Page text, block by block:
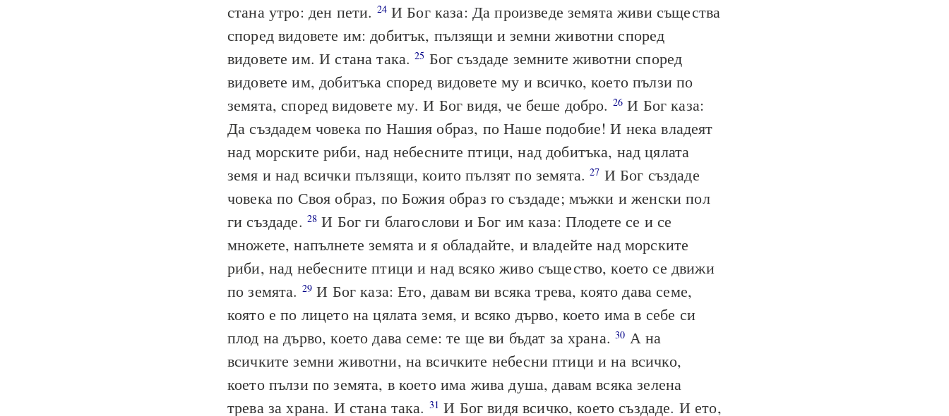
стана утро: ден пети. 24И Бог каза: Да произведе земята живи същества
според видовете им: добитък, пълзящи и земни животни според
видовете им. И стана така.25 Бог създаде земните животни според
видовете им, добитъка според видовете му и всичко, което пълзи по
земята, според видовете му. И Бог видя, че беше добро. 26 И Бог каза:
Да създадем човека по Нашия образ, по Наше подобие! И нека владеят
над морските риби, над небесните птици, над добитъка, над цялата
земя и над всички пълзящи, които пълзят по земята.27 И Бог създаде
човека по Своя образ, по Божия образ го създаде; мъжки и женски пол
ги създаде. 28 И Бог ги благослови и Бог им каза: Плодете се и се
множете, напълнете земята и я обладайте, и владейте над морските
риби, над небесните птици и над всяко живо същество, което се движи
по земята. 29 И Бог каза: Ето, давам ви всяка трева, която дава семе,
която е по лицето на цялата земя, и всяко дърво, което има в себе си
плод на дърво, което дава семе: те ще ви бъдат за храна.30 А на
всичките земни животни, на всичките небесни птици и на всичко,
което пълзи по земята, в което има жива душа, давам всяка зелена
трева за храна. И стана така. 31 И Бог видя всичко, което създаде. И ето,